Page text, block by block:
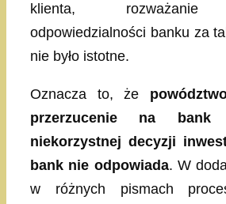
klienta, rozważanie
odpowiedzialności banku za
nie było istotne.
Oznacza to, że
przerzucenie na bank
niekorzystnej decyzji
bank nie odpowiada. W
w różnych pismach